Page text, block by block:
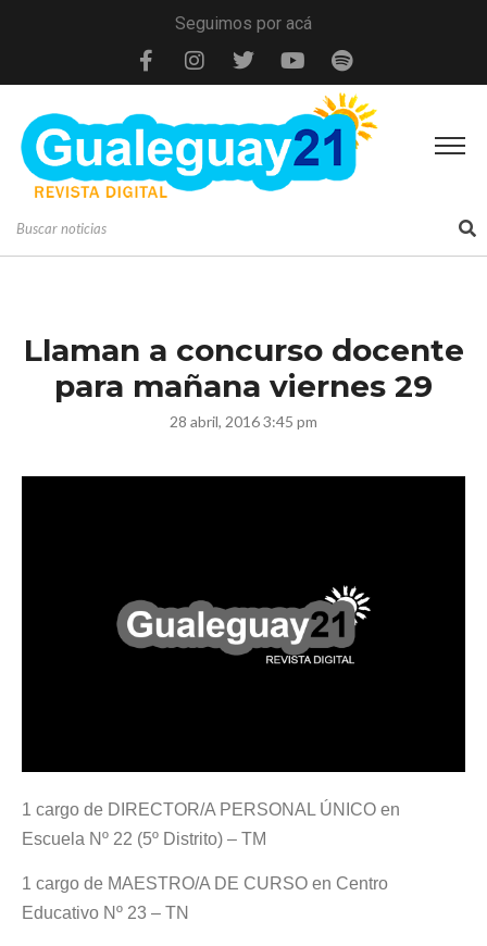
Seguimos por acá
Llaman a concurso docente
para mañana viernes 29
28 abril, 2016 3:45 pm
1 cargo de DIRECTOR/A PERSONAL ÚNICO en
Escuela Nº 22 (5º Distrito) – TM
1 cargo de MAESTRO/A DE CURSO en Centro
Educativo Nº 23 – TN